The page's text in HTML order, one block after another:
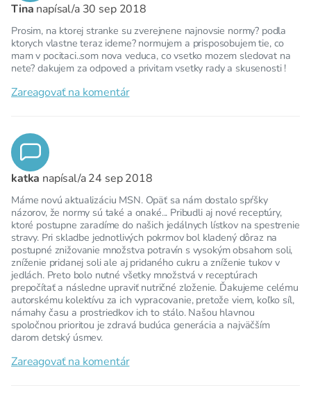
Tina napísal/a 30 sep 2018
Prosim, na ktorej stranke su zverejnene najnovsie normy? podla
ktorych vlastne teraz ideme? normujem a prisposobujem tie, co
mam v pocitaci..som nova veduca, co vsetko mozem sledovat na
nete? dakujem za odpoved a privitam vsetky rady a skusenosti !
Zareagovať na komentár
katka napísal/a24 sep 2018
Máme novú aktualizáciu MSN. Opäť sa nám dostalo spŕšky
názorov, že normy sú také a onaké... Pribudli aj nové receptúry,
ktoré postupne zaradíme do našich jedálnych lístkov na spestrenie
stravy. Pri skladbe jednotlivých pokrmov bol kladený dôraz na
postupné znižovanie množstva potravín s vysokým obsahom soli,
zníženie pridanej soli ale aj pridaného cukru a zníženie tukov v
jedlách. Preto bolo nutné všetky množstvá v receptúrach
prepočítať a následne upraviť nutričné zloženie. Ďakujeme celému
autorskému kolektívu za ich vypracovanie, pretože viem, koľko síl,
námahy času a prostriedkov ich to stálo. Našou hlavnou
spoločnou prioritou je zdravá budúca generácia a najväčším
darom detský úsmev.
Zareagovať na komentár